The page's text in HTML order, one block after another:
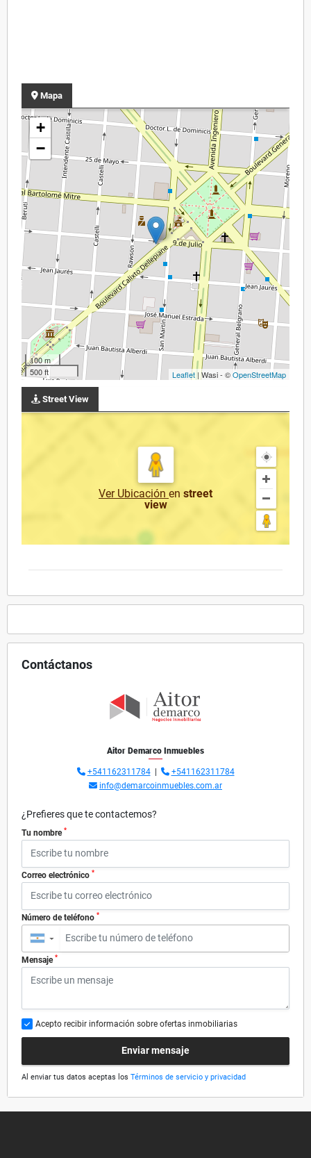
Mapa
+
−
100 m
500 ft
Leaflet | Wasi - ©OpenStreetMap
Street View
Ver Ubicación en street
view
Contáctanos
Aitor Demarco Inmuebles
+541162311784|
+541162311784
info@demarcoinmuebles.com.ar
¿Prefieres que te contactemos?
Tu nombre *
Correo electrónico *
Número de teléfono *
▼
Mensaje *
Acepto recibir información sobre ofertas inmobiliarias
Enviar mensaje
Al enviar tus datos aceptas los Términos de servicio y privacidad